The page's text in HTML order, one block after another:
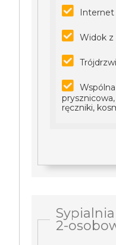
Internet
Widok z
ręczniki,
2-